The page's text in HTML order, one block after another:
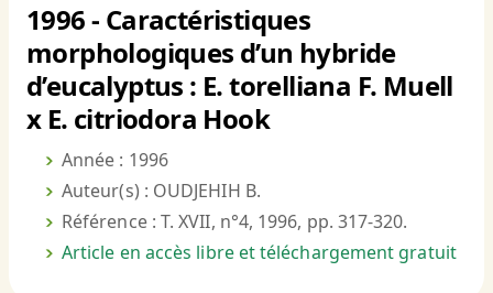
1996 - Caractéristiques
morphologiques d’un hybride
d’eucalyptus : E. torelliana F. Muell
x E. citriodora Hook
Année : 1996
Auteur(s) : OUDJEHIH B.
Référence : T. XVII, n°4, 1996, pp. 317-320.
Article en accès libre et téléchargement gratuit